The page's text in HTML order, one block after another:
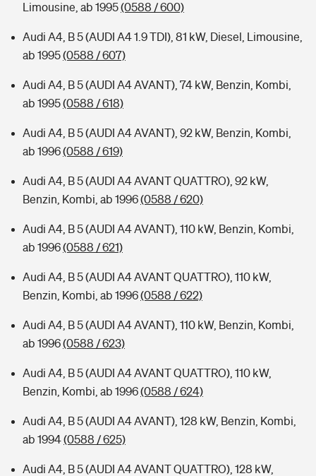
Limousine, ab 1995(0588 / 600)
Audi A4, B 5 (AUDI A4 1.9 TDI), 81 kW, Diesel, Limousine,
ab 1995(0588 / 607)
Audi A4, B 5 (AUDI A4 AVANT), 74 kW, Benzin, Kombi,
ab 1995(0588 / 618)
Audi A4, B 5 (AUDI A4 AVANT), 92 kW, Benzin, Kombi,
ab 1996(0588 / 619)
Audi A4, B 5 (AUDI A4 AVANT QUATTRO), 92 kW,
Benzin, Kombi, ab 1996(0588 / 620)
Audi A4, B 5 (AUDI A4 AVANT), 110 kW, Benzin, Kombi,
ab 1996(0588 / 621)
Audi A4, B 5 (AUDI A4 AVANT QUATTRO), 110 kW,
Benzin, Kombi, ab 1996(0588 / 622)
Audi A4, B 5 (AUDI A4 AVANT), 110 kW, Benzin, Kombi,
ab 1996(0588 / 623)
Audi A4, B 5 (AUDI A4 AVANT QUATTRO), 110 kW,
Benzin, Kombi, ab 1996(0588 / 624)
Audi A4, B 5 (AUDI A4 AVANT), 128 kW, Benzin, Kombi,
ab 1994(0588 / 625)
Audi A4, B 5 (AUDI A4 AVANT QUATTRO), 128 kW,